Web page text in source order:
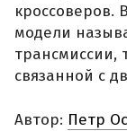
кроссоверов.
модели
трансмиссии,
связанной с
Автор: Петр